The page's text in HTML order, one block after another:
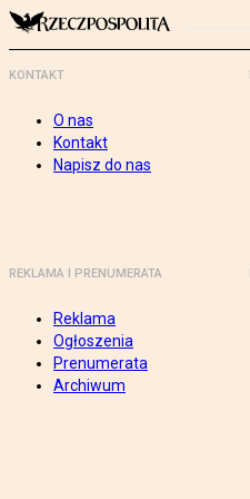
KONTAKT
O nas
Kontakt
Napisz do nas
REKLAMA I PRENUMERATA
Reklama
Ogłoszenia
Prenumerata
Archiwum